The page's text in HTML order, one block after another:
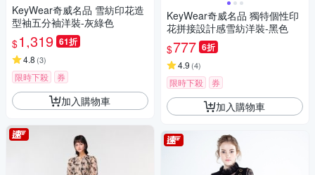
KeyWear奇威名品 雪紡印花造
型袖五分袖洋裝-灰綠色
$1,319 61折
4.8 (3)
限時下殺 券
加入購物車
KeyWear奇威名品 獨特個性印
花拼接設計感雪紡洋裝-黑色
$777 6折
4.9 (4)
限時下殺 券
加入購物車